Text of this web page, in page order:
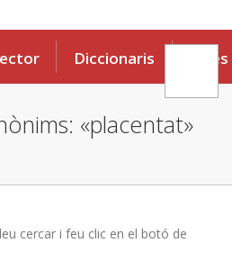
Diccionaris Eines
«placentat»
cercar i feu clic en el botó de